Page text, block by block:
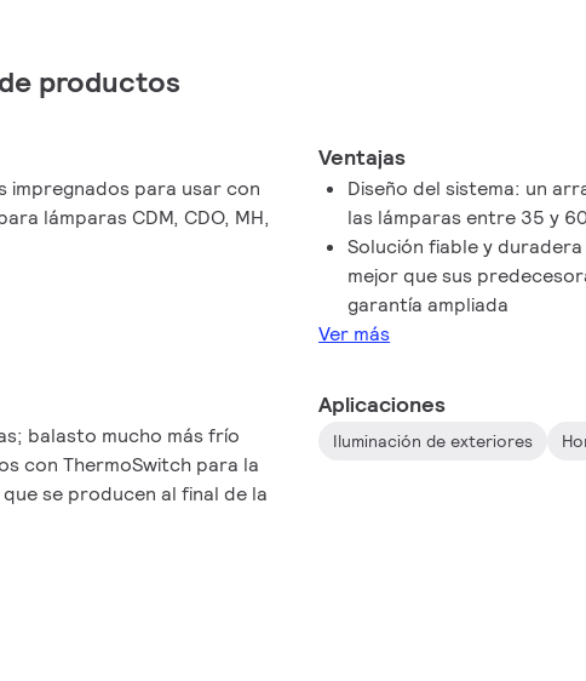
productos
para usar con
lámparas CDM, CDO, MH,
Ventajas
Diseño del sistema: un
las lámparas entre 35 y
Solución fiable y
mejor que sus
garantía ampliada
Ver más
balasto mucho más frío
con ThermoSwitch para la
se producen al final de la
Aplicaciones
Iluminación de exteriores